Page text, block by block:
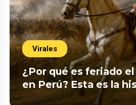
Virales
¿Por qué es feriado
en Perú? Esta es la